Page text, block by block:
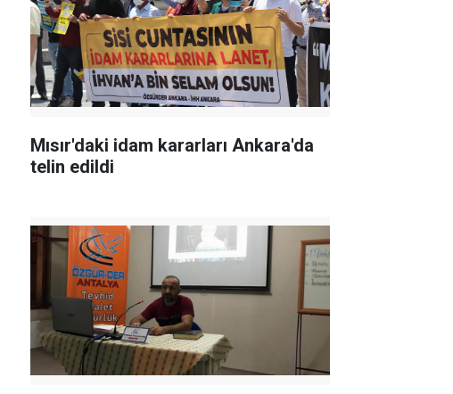
Mısır'daki idam kararları Ankara'da
telin edildi